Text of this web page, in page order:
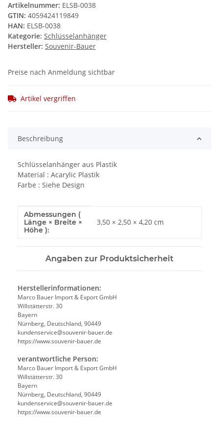
Artikelnummer: ELSB-0038
GTIN: 4059424119849
HAN: ELSB-0038
Kategorie: Schlüsselanhänger
Hersteller: Souvenir-Bauer
Preise nach Anmeldung sichtbar
Artikel vergriffen
Beschreibung
Schlüsselanhänger aus Plastik
Material : Acarylic Plastik
Farbe : Siehe Design
Produkteigenschaft
Wert
Abmessungen (
Länge × Breite ×
Höhe ):
3,50 × 2,50 × 4,20 cm
Angaben zur Produktsicherheit
Herstellerinformationen:
Marco Bauer Import & Export GmbH
Willstätterstr. 30
Bayern
Nürnberg, Deutschland, 90449
kundenservice@souvenir-bauer.de
https://www.souvenir-bauer.de
verantwortliche Person:
Marco Bauer Import & Export GmbH
Willstätterstr. 30
Bayern
Nürnberg, Deutschland, 90449
kundenservice@souvenir-bauer.de
https://www.souvenir-bauer.de